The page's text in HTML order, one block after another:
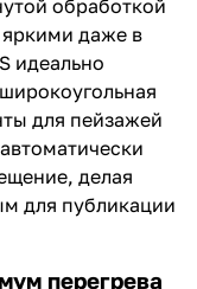
обработкой
яркими даже в
идеально
для пейзажей
делая
для публикации
перегрева